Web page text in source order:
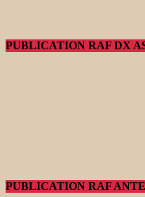
PUBLICATION RAF DX
PUBLICATION RAF